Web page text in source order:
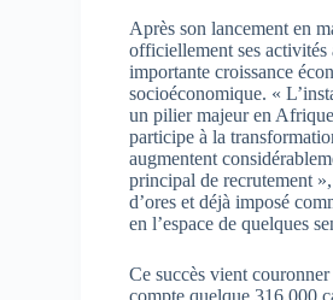
Après son lancement en
officiellement ses
importante croissance
socioéconomique. «
un pilier majeur en
participe à la
augmentent
principal de recrutement
d’ores et déjà imposé
en l’espace de quelques
Ce succès vient